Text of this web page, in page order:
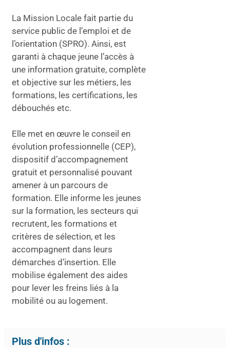
La Mission Locale fait partie du
service public de l’emploi et de
l’orientation (SPRO). Ainsi, est
garanti à chaque jeune l’accès à
une information gratuite, complète
et objective sur les métiers, les
formations, les certifications, les
débouchés etc.
Elle met en œuvre le conseil en
évolution professionnelle (CEP),
dispositif d’accompagnement
gratuit et personnalisé pouvant
amener à un parcours de
formation. Elle informe les jeunes
sur la formation, les secteurs qui
recrutent, les formations et
critères de sélection, et les
accompagnent dans leurs
démarches d’insertion. Elle
mobilise également des aides
pour lever les freins liés à la
mobilité ou au logement.
Plus d'infos :